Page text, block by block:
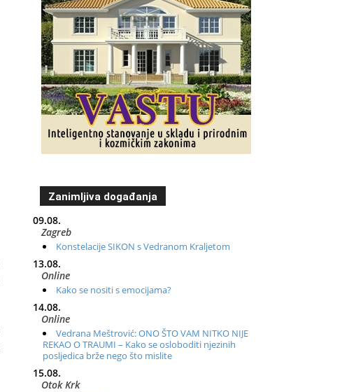
Zanimljiva događanja
09.08.
Zagreb
Konstelacije SIKON s Vedranom Kraljetom
13.08.
Online
Kako se nositi s emocijama?
14.08.
Online
Vedrana Meštrović: ONO ŠTO VAM NITKO NIJE
REKAO O TRAUMI – Kako se osloboditi njezinih
posljedica brže nego što mislite
15.08.
Otok Krk